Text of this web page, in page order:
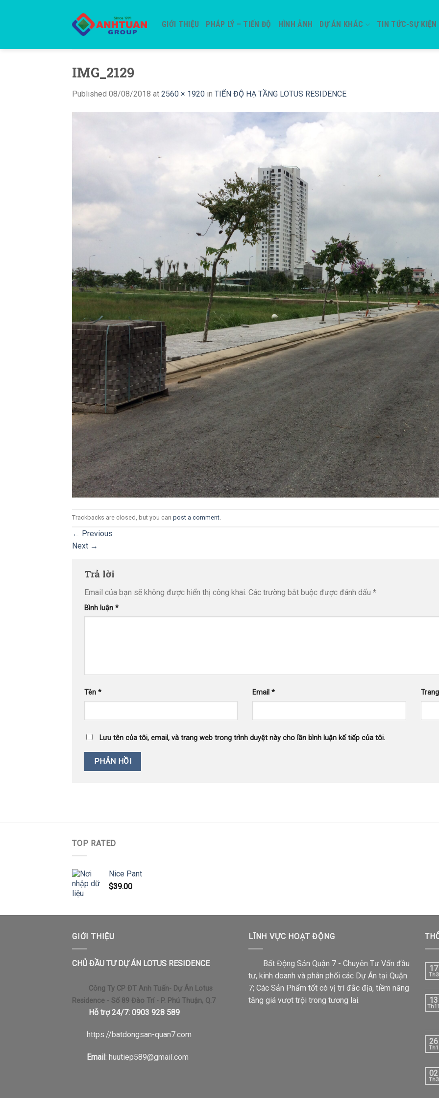
GIỚI THIỆU PHÁP LÝ – TIẾN ĐỘ HÌNH ẢNH DỰ ÁN KHÁC TIN TỨC-SỰ KIỆN
IMG_2129
Published 08/08/2018 at 2560 × 1920 in TIẾN ĐỘ HẠ TẦNG LOTUS RESIDENCE
Trackbacks are closed, but you can post a comment.
← Previous
Next →
Trả lời
Email của bạn sẽ không được hiển thị công khai. Các trường bắt buộc được đánh dấu *
Bình luận *
Tên * Email*
Lưu tên của tôi, email, và trang web trong trình duyệt này cho lần bình luận kế tiếp của tôi.
TOP RATED
Nice Pant
$39.00
GIỚI THIỆU
CHỦ ĐẦU TƯ DỰ ÁN LOTUS RESIDENCE
Công Ty CP ĐT Anh Tuấn- Dự Án Lotus
Residence - Số 89 Đào Trí - P. Phú Thuận, Q.7
Hỗ trợ 24/7: 0903 928 589
https://batdongsan-quan7.com
Email : huutiep589@gmail.com
LĨNH VỰC HOẠT ĐỘNG
Bất Động Sản Quận 7 - Chuyên Tư Vấn đầu
tư, kinh doanh và phân phối các Dự Án tại Quận
7; Các Sản Phẩm tốt có vị trí đắc địa, tiềm năng
tăng giá vượt trội trong tương lai.
17
Th3
13
Th11
26
Th1
02
Th3